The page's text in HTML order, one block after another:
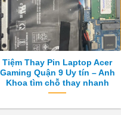
Tiệm Thay Pin Laptop Acer
Gaming Quận 9 Uy tín – Anh
Khoa tìm chỗ thay nhanh